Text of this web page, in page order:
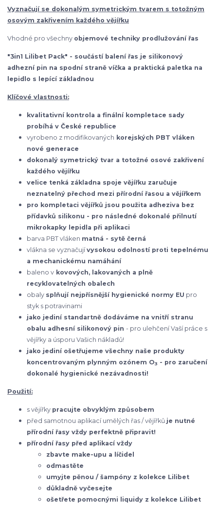
Vyznačují se dokonalým symetrickým tvarem s totožným
osovým zakřivením každého vějířku
Vhodné pro všechny objemové techniky prodlužování řas
"3in1 Lilibet Pack" - součástí balení řas je silikonový
adhezní pin na spodní straně víčka a praktická paletka na
lepidlo s lepící základnou
Klíčové vlastnosti:
kvalitativní kontrola a finální kompletace sady
probíhá v České republice
vyrobeno z modifikovaných korejských PBT vláken
nové generace
dokonalý symetrický tvar a totožné osové zakřivení
každého vějířku
velice tenká základna spoje vějířku zaručuje
neznatelný přechod mezi přírodní řasou a vějířkem
pro kompletaci vějířků jsou použita adheziva bez
přídavků silikonu - pro následné dokonalé přilnutí
mikrokapky lepidla při aplikaci
barva PBT vláken matná - sytě černá
vlákna se vyznačujívysokou odolností proti tepelnému
a mechanickému namáhání
baleno v kovových, lakovaných a plně
recyklovatelných obalech
obaly splňují nejpřísnější hygienické normy EU pro
styk s potravinami
jako jediní standartně dodáváme na vnitří stranu
obalu adhesní silikonový pin - pro ulehčení Vaší práce s
vějířky a úsporu Vašich nákladů!
jako jediní ošetřujeme všechny naše produkty
koncentrovaným plynným ozónem O3 - pro zaručení
dokonalé hygienické nezávadnosti!
Použití:
s vějířky pracujte obvyklým způsobem
před samotnou aplikací umělých řas / vějířků je nutné
přírodní řasy vždy perfektně připravit!
přírodní řasy před aplikací vždy
zbavte make-upu a líčidel
odmastěte
umyjte pěnou / šampóny z kolekce Lilibet
důkladně vyčesejte
ošetřete pomocnými liquidy z kolekce Lilibet